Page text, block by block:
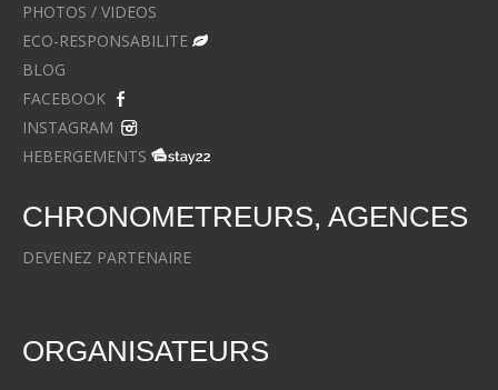
PHOTOS / VIDEOS
ECO-RESPONSABILITE
BLOG
FACEBOOK
INSTAGRAM
HEBERGEMENTS
CHRONOMETREURS, AGENCES
DEVENEZ PARTENAIRE
ORGANISATEURS